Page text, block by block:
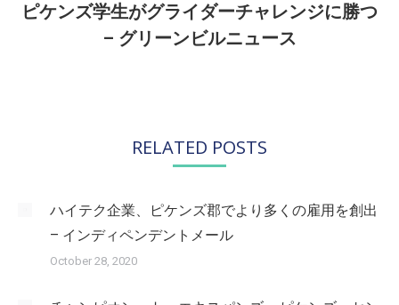
Next
post:
ピケンズ学生がグライダーチャレンジに勝つ
– グリーンビルニュース
RELATED POSTS
ハイテク企業、ピケンズ郡でより多くの雇用を創出
– インディペンデントメール
October 28, 2020